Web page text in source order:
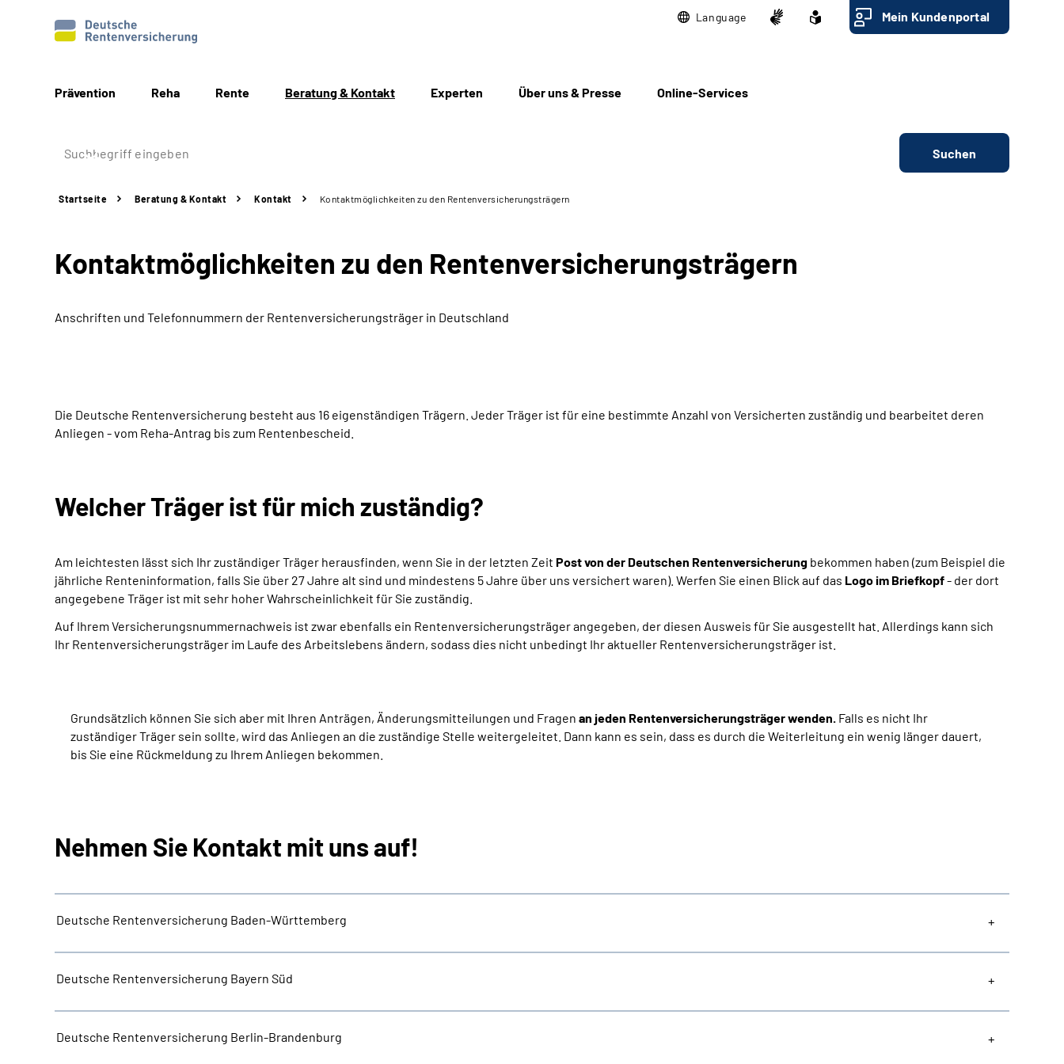
Language Mein Kundenportal
Prävention Reha Rente Beratung & Kontakt Experten Über uns & Presse Online-Services
Suchen
Startseite Beratung & Kontakt Kontakt Kontaktmöglichkeiten zu den Rentenversicherungsträgern
Kontaktmöglichkeiten zu den Rentenversicherungsträgern
Anschriften und Telefonnummern der Rentenversicherungsträger in Deutschland
Die Deutsche Rentenversicherung besteht aus 16 eigenständigen Trägern. Jeder Träger ist für eine bestimmte Anzahl von Versicherten zuständig und bearbeitet deren
Anliegen - vom Reha-Antrag bis zum Rentenbescheid.
Welcher Träger ist für mich zuständig?
Am leichtesten lässt sich Ihr zuständiger Träger herausfinden, wenn Sie in der letzten Zeit Post von der Deutschen Rentenversicherung bekommen haben (zum Beispiel die
jährliche Renteninformation, falls Sie über 27 Jahre alt sind und mindestens 5 Jahre über uns versichert waren). Werfen Sie einen Blick auf das Logo im Briefkopf- der dort
angegebene Träger ist mit sehr hoher Wahrscheinlichkeit für Sie zuständig.
Auf Ihrem Versicherungsnummernachweis ist zwar ebenfalls ein Rentenversicherungsträger angegeben, der diesen Ausweis für Sie ausgestellt hat. Allerdings kann sich
Ihr Rentenversicherungsträger im Laufe des Arbeitslebens ändern, sodass dies nicht unbedingt Ihr aktueller Rentenversicherungsträger ist.
Grundsätzlich können Sie sich aber mit Ihren Anträgen, Änderungsmitteilungen und Fragen an jeden Rentenversicherungsträger wenden. Falls es nicht Ihr
zuständiger Träger sein sollte, wird das Anliegen an die zuständige Stelle weitergeleitet. Dann kann es sein, dass es durch die Weiterleitung ein wenig länger dauert,
bis Sie eine Rückmeldung zu Ihrem Anliegen bekommen.
Nehmen Sie Kontakt mit uns auf!
Deutsche Rentenversicherung Baden-Württemberg
Deutsche Rentenversicherung Bayern Süd
Deutsche Rentenversicherung Berlin-Brandenburg